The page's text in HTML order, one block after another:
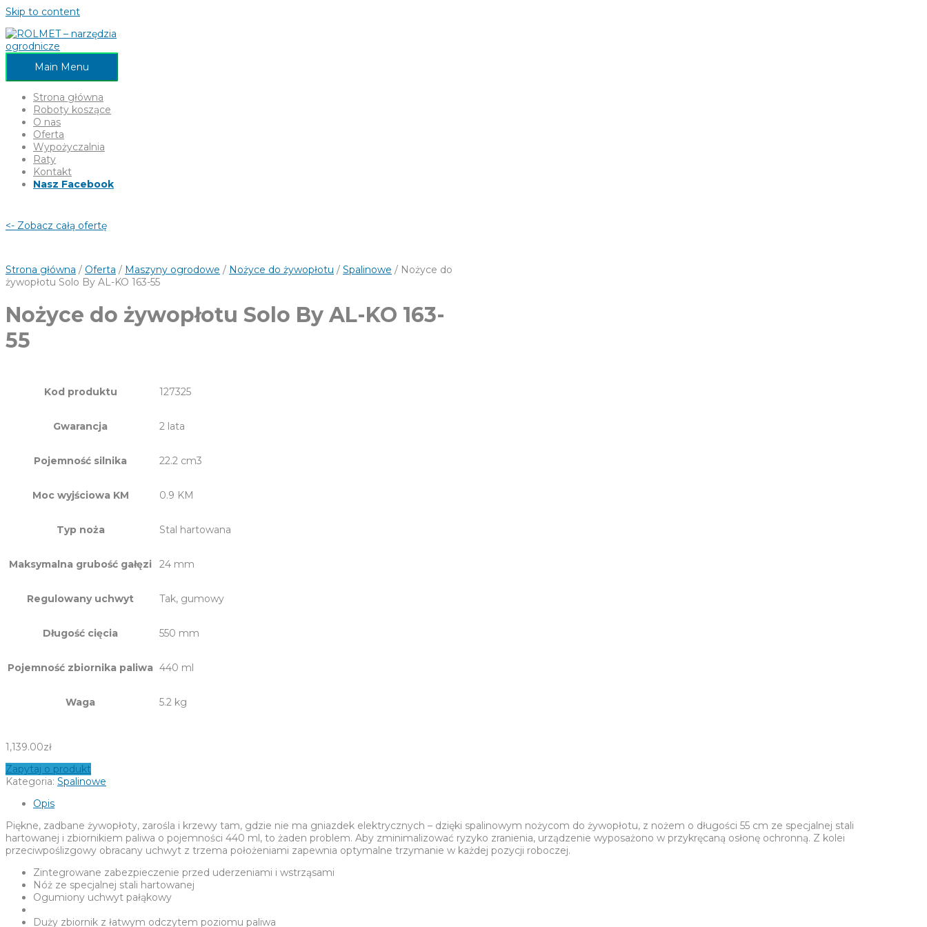
Skip to content
Main Menu
Strona główna
Roboty koszące
O nas
Oferta
Wypożyczalnia
Raty
Kontakt
Nasz Facebook
<- Zobacz całą ofertę
Strona główna / Oferta / Maszyny ogrodowe / Nożyce do żywopłotu / Spalinowe / Nożyce do
żywopłotu Solo By AL-KO 163-55
Nożyce do żywopłotu Solo By AL-KO 163-
55
Kod produktu 127325
Gwarancja 2 lata
Pojemność silnika 22.2 cm3
Moc wyjściowa KM 0.9 KM
Typ noża Stal hartowana
Maksymalna grubość gałęzi 24 mm
Regulowany uchwyt Tak, gumowy
Długość cięcia 550 mm
Pojemność zbiornika paliwa 440 ml
Waga 5.2 kg
1,139.00zł
Zapytaj o produkt
Kategoria: Spalinowe
Opis
Piękne, zadbane żywopłoty, zarośla i krzewy tam, gdzie nie ma gniazdek elektrycznych – dzięki spalinowym nożycom do żywopłotu, z nożem o długości 55 cm ze specjalnej stali
hartowanej i zbiornikiem paliwa o pojemności 440 ml, to żaden problem. Aby zminimalizować ryzyko zranienia, urządzenie wyposażono w przykręcaną osłonę ochronną. Z kolei
przeciwpoślizgowy obracany uchwyt z trzema położeniami zapewnia optymalne trzymanie w każdej pozycji roboczej.
Zintegrowane zabezpieczenie przed uderzeniami i wstrząsami
Nóż ze specjalnej stali hartowanej
Ogumiony uchwyt pałąkowy
Duży zbiornik z łatwym odczytem poziomu paliwa